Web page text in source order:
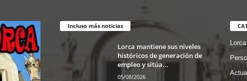
Incluso más noticias
Lorca mantiene sus niveles
históricos de generación de
empleo y sitúa...
05/08/2026
Lorca